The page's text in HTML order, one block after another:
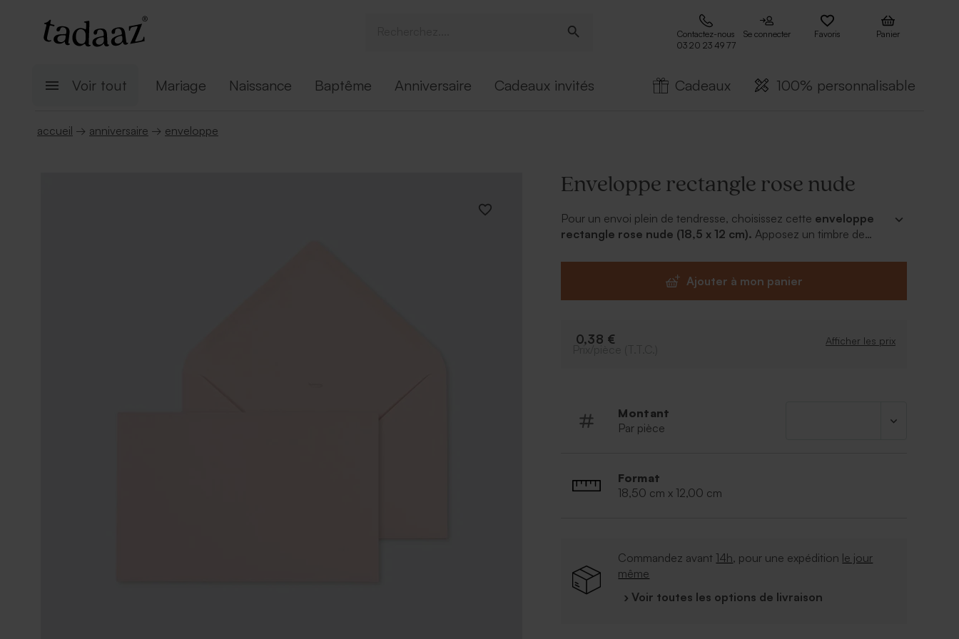
Contactez-nous
03 20 23 49 77
Se connecter Favoris Panier
Voir tout Mariage Naissance Baptême Anniversaire Cadeaux invités Cadeaux 100% personnalisable
accueil → anniversaire → enveloppe
Enveloppe rectangle rose nude
Pour un envoi plein de tendresse, choisissez cette enveloppe
rectangle rose nude (18,5 x 12 cm). Apposez un timbre de
Ajouter à mon panier
0,38 € Afficher les prix
Montant
Par pièce
Format
18,50 cm x 12,00 cm
Commandez avant 14h, pour une expédition le jour
même
› Voir toutes les options de livraison